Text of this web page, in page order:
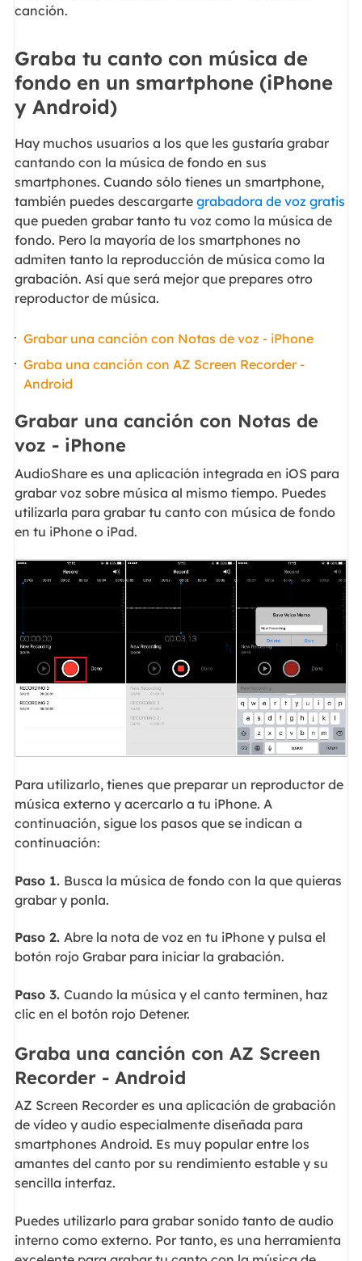
canción.
Graba tu canto con música de
fondo en un smartphone (iPhone
y Android)
Hay muchos usuarios a los que les gustaría grabar
cantando con la música de fondo en sus
smartphones. Cuando sólo tienes un smartphone,
también puedes descargarte grabadora de voz gratis
que pueden grabar tanto tu voz como la música de
fondo. Pero la mayoría de los smartphones no
admiten tanto la reproducción de música como la
grabación. Así que será mejor que prepares otro
reproductor de música.
Grabar una canción con Notas de voz - iPhone
Graba una canción con AZ Screen Recorder -
Android
Grabar una canción con Notas de
voz - iPhone
AudioShare es una aplicación integrada en iOS para
grabar voz sobre música al mismo tiempo. Puedes
utilizarla para grabar tu canto con música de fondo
en tu iPhone o iPad.
Para utilizarlo, tienes que preparar un reproductor de
música externo y acercarlo a tu iPhone. A
continuación, sigue los pasos que se indican a
continuación:
Paso 1. Busca la música de fondo con la que quieras
grabar y ponla.
Paso 2. Abre la nota de voz en tu iPhone y pulsa el
botón rojo Grabar para iniciar la grabación.
Paso 3. Cuando la música y el canto terminen, haz
clic en el botón rojo Detener.
Graba una canción con AZ Screen
Recorder - Android
AZ Screen Recorder es una aplicación de grabación
de vídeo y audio especialmente diseñada para
smartphones Android. Es muy popular entre los
amantes del canto por su rendimiento estable y su
sencilla interfaz.
Puedes utilizarlo para grabar sonido tanto de audio
interno como externo. Por tanto, es una herramienta